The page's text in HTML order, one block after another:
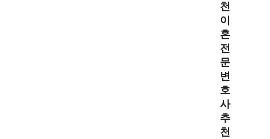
천
이
혼
전
문
변
호
사
추
천